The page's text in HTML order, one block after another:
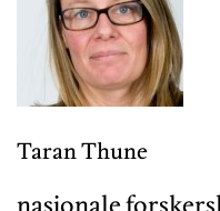
Taran Thune
nasjonale